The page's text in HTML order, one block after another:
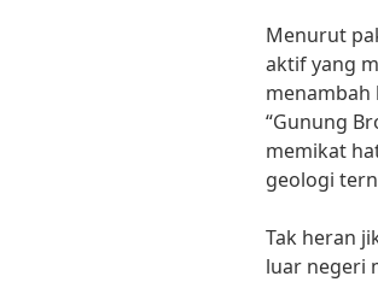
Menurut
aktif yang
menambah
“Gunung
memikat
geologi
Tak heran
luar negeri